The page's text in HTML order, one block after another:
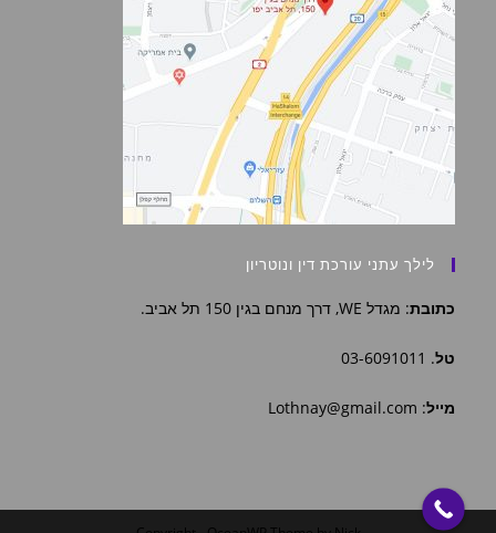
לילך עתני עורכת דין ונוטריון
כתובת: מגדל WE, דרך מנחם בגין 150 תל אביב.
טל. 03-6091011
מייל: Lothnay@gmail.com